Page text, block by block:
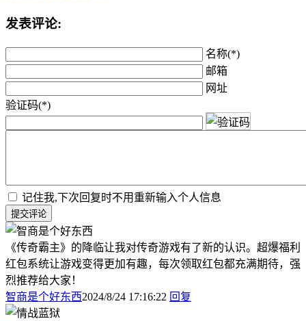
发表评论:
名称(*)
邮箱
网址
验证码(*)
记住我,下次回复时不用重新输入个人信息
提交评论
《传奇霸主》的降临让我对传奇游戏有了新的认识。超爆福利
红包系统让游戏变得更加有趣，每次领取红包都充满期待，强
烈推荐给大家！
智商是个好东西2024/8/24 17:16:22 回复